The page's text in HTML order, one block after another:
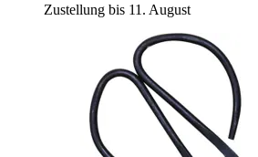
Zustellung bis 11. August